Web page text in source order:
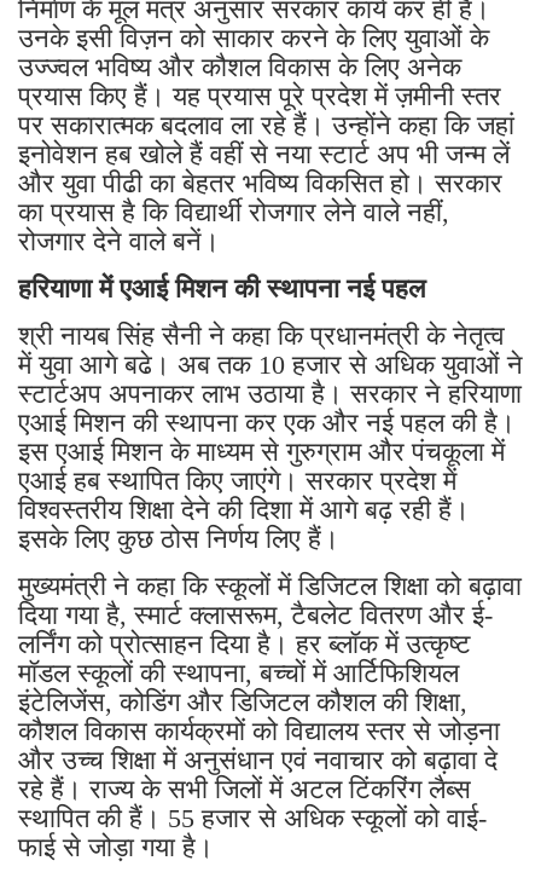
निर्माण के मूल मंत्र अनुसार सरकार कार्य कर ही है।
उनके इसी विज़न को साकार करने के लिए युवाओं के
उज्ज्वल भविष्य और कौशल विकास के लिए अनेक
प्रयास किए हैं। यह प्रयास पूरे प्रदेश में ज़मीनी स्तर
पर सकारात्मक बदलाव ला रहे हैं। उन्होंने कहा कि जहां
इनोवेशन हब खोले हैं वहीं से नया स्टार्ट अप भी जन्म लें
और युवा पीढी का बेहतर भविष्य विकसित हो। सरकार
का प्रयास है कि विद्यार्थी रोजगार लेने वाले नहीं,
रोजगार देने वाले बनें।
हरियाणा में एआई मिशन की स्थापना नई पहल
श्री नायब सिंह सैनी ने कहा कि प्रधानमंत्री के नेतृत्व
में युवा आगे बढे। अब तक 10 हजार से अधिक युवाओं ने
स्टार्टअप अपनाकर लाभ उठाया है। सरकार ने हरियाणा
एआई मिशन की स्थापना कर एक और नई पहल की है।
इस एआई मिशन के माध्यम से गुरुग्राम और पंचकूला में
एआई हब स्थापित किए जाएंगे। सरकार प्रदेश में
विश्वस्तरीय शिक्षा देने की दिशा में आगे बढ़ रही हैं।
इसके लिए कुछ ठोस निर्णय लिए हैं।
मुख्यमंत्री ने कहा कि स्कूलों में डिजिटल शिक्षा को बढ़ावा
दिया गया है, स्मार्ट क्लासरूम, टैबलेट वितरण और ई-
लर्निंग को प्रोत्साहन दिया है। हर ब्लॉक में उत्कृष्ट
मॉडल स्कूलों की स्थापना, बच्चों में आर्टिफिशियल
इंटेलिजेंस, कोडिंग और डिजिटल कौशल की शिक्षा,
कौशल विकास कार्यक्रमों को विद्यालय स्तर से जोड़ना
और उच्च शिक्षा में अनुसंधान एवं नवाचार को बढ़ावा दे
रहे हैं। राज्य के सभी जिलों में अटल टिंकरिंग लैब्स
स्थापित की हैं। 55 हजार से अधिक स्कूलों को वाई-
फाई से जोड़ा गया है।